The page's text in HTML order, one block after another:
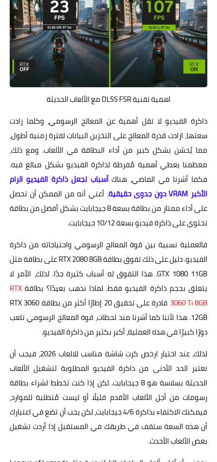
اهمية تقنية DLSS FSR مع الألعاب الحديثة
ذاكرة الفيديو لا تقل أهمية عن المعالج الرسومي، وكلما زادت
سعتها، ازادت قدرة المعالج على التخزين البيانات لفترة زمنية أطول،
مما يُحسّن بشكل كبير من أداء البطاقة في الألعاب. ومع ذلك،
معظمنا يعطي أهمية مُفرطة لذاكرة الفيديو بشكل مبالغ فيه.
فكما أشرنا في الماضي، هناكأسباب تجعل ذاكرة الفيديو الرام
الأكبر VRAM دون جدوى حقيقية
. أعني أنه من الممكن أن تحصل
على أداء ممتاز من بطاقة بسعة 8 جيجابايت بشكل أفضل من بطاقة
تحتوي على ذاكرة فيديو بسعة 10/12 جيجابايت.
فالعملية نسبية بين قوة المعالج الرسومي واحتياجاته من ذاكرة
الفيديو. دليل على ذلك تفوق بطاقة RTX 2080 8GB على بطاقة مثل
GTX 1080 11GB. هذا التفوق له أسباب كثيرة جدًا. لذلك، الأمر لا
يتعلق بحجم ذاكرة الفيديو فقط. لماذا نذهب بعيدًا؟ بطاقة RTX
3060 Ti 8GB
قادرة على تحقيق 20 إطارًا أكثر من بطاقة RTX 3060
12GB. هذا لأننا كما أشرنا منذ لحظات، قوة المعالج الرسومي تلعب
دورًا كبيرًا في هذه العملية، أكبر بكثير من ذاكرة الفيديو.
لذلك، عند اختيار ارخص كرت شاشة مناسب للالعاب 2026، فيجب أن
نعتبر الحد الأدنى من ذاكرة الفيديو المطلوبة لتشغيل الألعاب
الحديثة بسلاسة هو 8 جيجابايت. لكن إذا كنت تخطط لشراء بطاقة
رسومات من أجل الألعاب الأقدم قليلًا أو ليست مُتطلبة للموارد،
فيمكنك الاكتفاء بذاكرة 4/6 جيجابايت، لكن يجب أن تضع في اعتبارك
أن هذه السعة ستقف في طريقك في المستقبل إذا أردت تشغيل
بعض الألعاب الأحدث.